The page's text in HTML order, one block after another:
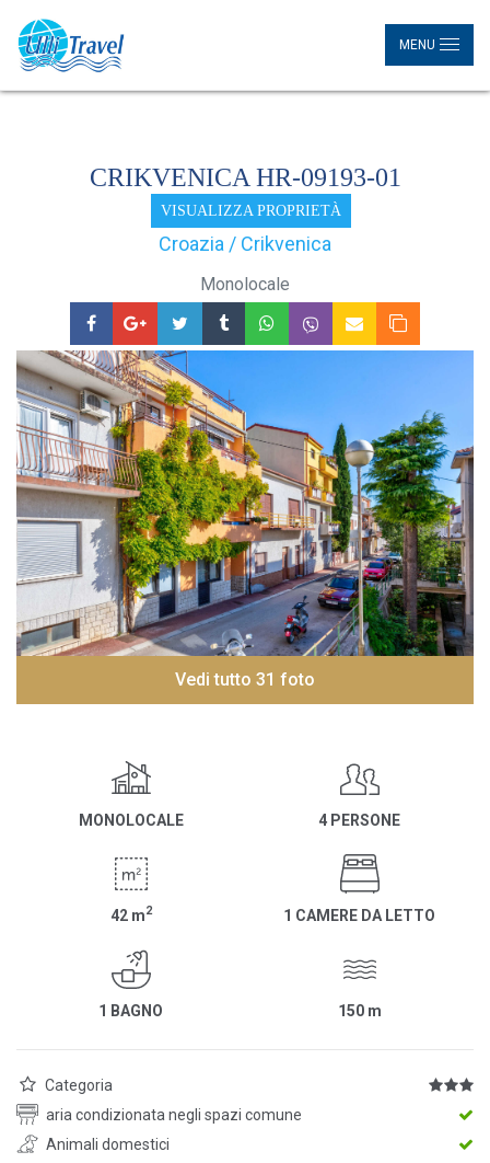
MENU
CRIKVENICA HR-09193-01
VISUALIZZA PROPRIETÀ
Croazia / Crikvenica
Monolocale
Vedi tutto 31 foto
MONOLOCALE 4 PERSONE
42 m2 1 CAMERE DA LETTO
1 BAGNO 150 m
Categoria
aria condizionata negli spazi comune
Animali domestici